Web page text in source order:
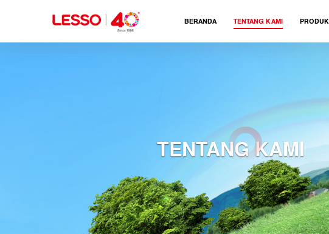
BERANDA TENTANG KAMI PRODUK
TENTANG KAMI